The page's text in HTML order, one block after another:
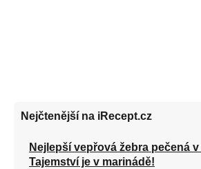
Nejčtenější na iRecept.cz
Nejlepší vepřová žebra pečená
Tajemství je v marinádě!